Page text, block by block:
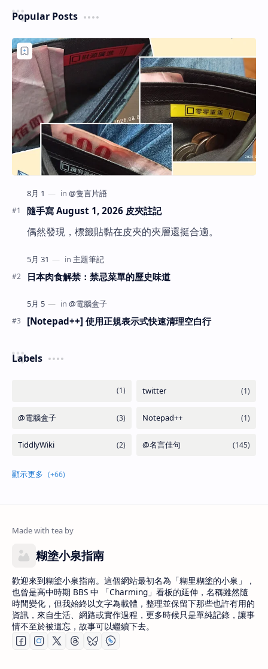
Popular Posts
隨手寫 August 1, 2026 皮夾註記
偶然發現，標籤貼黏在皮夾的夾層還挺合適。
日本肉食解禁：禁忌菜單的歷史味道
[Notepad++] 使用正規表示式快速清理空白行
Labels
糊塗小泉指南
歡迎來到糊塗小泉指南。這個網站最初名為「糊里糊塗的小泉」，
也曾是高中時期 BBS 中 「Charming」看板的延伸，名稱雖然隨
時間變化，但我始終以文字為載體，整理並保留下那些也許有用的
資訊，來自生活、網路或實作過程，更多時候只是單純記錄，讓事
情不至於被遺忘，故事可以繼續下去。